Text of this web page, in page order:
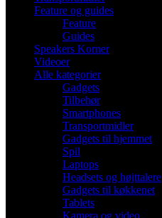
Feature og guides
Feature
Guides
Speakers Korner
Videoer
Alle kategorier
Gadgets
Tilbehør
Smartphones
Transportmidler
Gadgets til hjemmet
Spil
Laptops
Headsets og højttalere
Gadgets til køkkenet
Tablets
Kamera og video